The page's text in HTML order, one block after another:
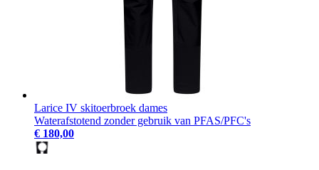
Larice IV skitoerbroek dames
Waterafstotend zonder gebruik van PFAS/PFC's
€ 180,00